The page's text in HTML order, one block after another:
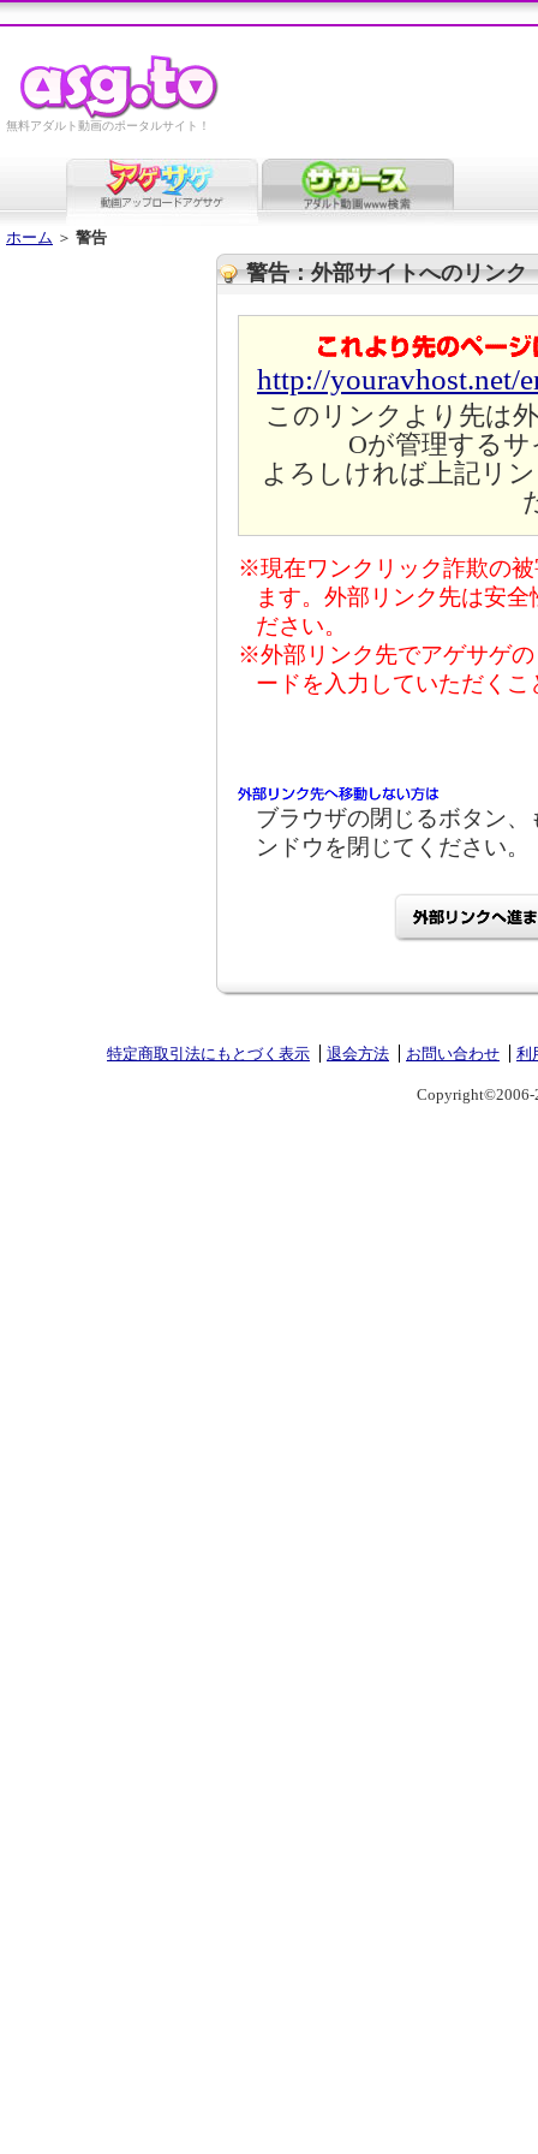
無料アダルト動画のポータルサイト！
ホーム ＞ 警告
警告：外部サイトへのリンク
http://youravhost.net/
このリンクより先は
Oが管理する
よろしければ上記リ
※現在ワンクリック詐欺の
ます。外部リンク先は安
ださい。
※外部リンク先でアゲサゲ
ードを入力していただく
ブラウザの閉じるボタン
ンドウを閉じてください。
特定商取引法にもとづく表示 退会方法 お問い合わせ 利
Copyright©2006-